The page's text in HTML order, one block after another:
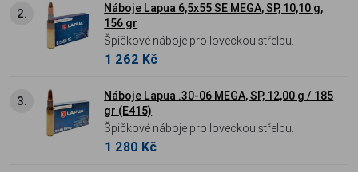
2.
Náboje Lapua 6,5x55 SE MEGA, SP, 10,10 g,
156 gr
Špičkové náboje pro loveckou střelbu.
1 262 Kč
3.
Náboje Lapua .30-06 MEGA, SP, 12,00 g / 185
gr (E415)
Špičkové náboje pro loveckou střelbu.
1 280 Kč